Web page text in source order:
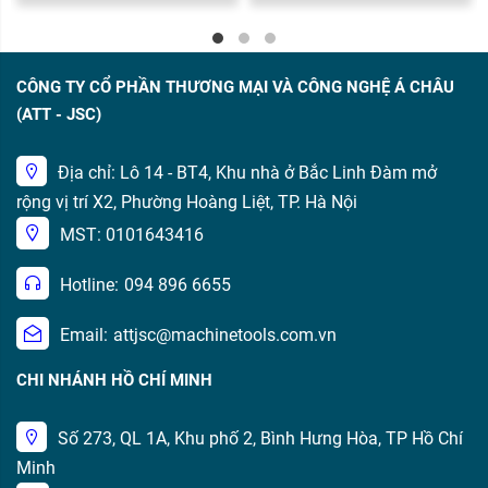
CÔNG TY CỔ PHẦN THƯƠNG MẠI VÀ CÔNG NGHỆ Á CHÂU
(ATT - JSC)
Địa chỉ: Lô 14 - BT4, Khu nhà ở Bắc Linh Đàm mở
rộng vị trí X2, Phường Hoàng Liệt, TP. Hà Nội
MST: 0101643416
Hotline: 094 896 6655
Email: attjsc@machinetools.com.vn
CHI NHÁNH HỒ CHÍ MINH
Số 273, QL 1A, Khu phố 2, Bình Hưng Hòa, TP Hồ Chí
Minh